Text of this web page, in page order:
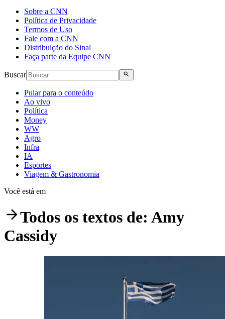
Sobre a CNN
Política de Privacidade
Termos de Uso
Fale com a CNN
Distribuição do Sinal
Faça parte da Equipe CNN
Buscar
Pular para o conteúdo
Ao vivo
Política
Money
WW
Agro
Infra
IA
Esportes
Viagem & Gastronomia
Você está em
Todos os textos de: Amy
Cassidy